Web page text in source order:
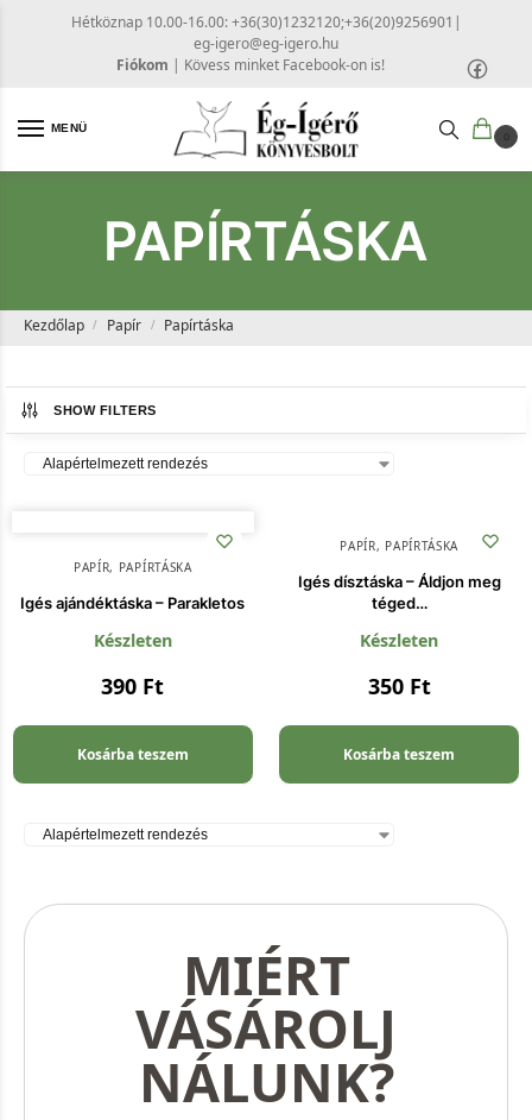
Hétköznap 10.00-16.00: +36(30)1232120;+36(20)9256901 |
eg-igero@eg-igero.hu
Fiókom | Kövess minket Facebook-on is!
MENÜ
0
PAPÍRTÁSKA
Kezdőlap / Papír / Papírtáska
SHOW FILTERS
PAPÍR, PAPÍRTÁSKA
Igés ajándéktáska – Parakletos
Készleten
390 Ft
Kosárba teszem
PAPÍR, PAPÍRTÁSKA
Igés dísztáska – Áldjon meg
téged…
Készleten
350 Ft
Kosárba teszem
MIÉRT
VÁSÁROLJ
NÁLUNK?